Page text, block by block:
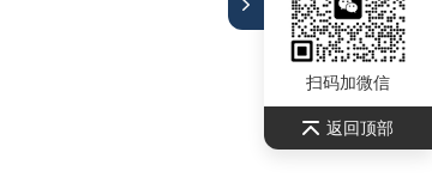
扫码加微信
返回顶部